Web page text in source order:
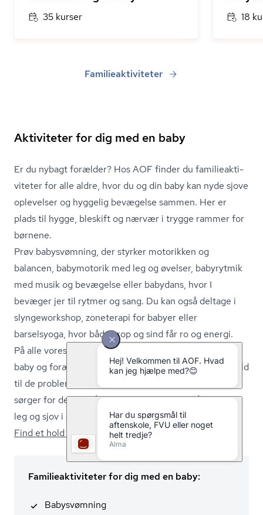
35 kurser 18
Familieaktiviteter
Aktiviteter for dig med en baby
Er du nybagt forælder? Hos AOF finder du fa­mi­lie­ak­ti­
vi­te­ter for alle aldre, hvor du og din baby kan nyde sjove
oplevelser og hyggelig bevægelse sammen. Her er
plads til hygge, bleskift og nærvær i trygge rammer for
børnene.
Prøv babysvømning, der styrker motorikken og
balancen, babymotorik med leg og øvelser, babyrytmik
med musik og bevægelse eller babydans, hvor I
bevæger jer til rytmer og sang. Du kan også deltage i
slyngeworkshop, zoneterapi for babyer eller
barselsyoga, hvor både krop og sind får ro og energi.
På alle vores hold er der fokus på kontakten imellem
baby og forælder. Du vil få støtte og vejledning i forhold
til de problematikker, i kunne have og underviseren
sørger for det er målrettet børn. Der er også plads til
leg og sjov i selskab med andre babyer.
Find et hold for dig og din baby hér.
Familieaktiviteter for dig med en baby:
Babysvømning